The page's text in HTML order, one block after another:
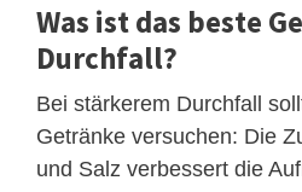
Was ist das beste
Durchfall?
Bei stärkerem Durchfall
Getränke versuchen: Die
und Salz verbessert die